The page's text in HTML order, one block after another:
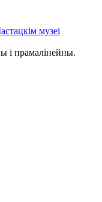
музеі
і прамалінейны.